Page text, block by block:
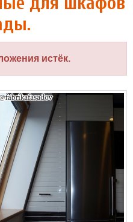
истёк.